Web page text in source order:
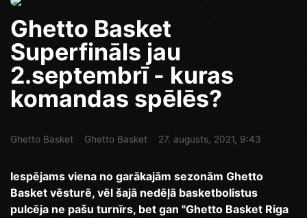
Ghetto Basket
Superfināls jau
2.septembrī - kuras
komandas spēlēs?
Ghetto Basket Ghetto Basket 27. augusts, 2021, 9:43
Iespējams viena no garākajām sezonām Ghetto
Basket vēsturē, vēl šajā nedēļā basketbolistus
pulcēja ne pašu turnīrs, bet gan "Ghetto Basket Riga